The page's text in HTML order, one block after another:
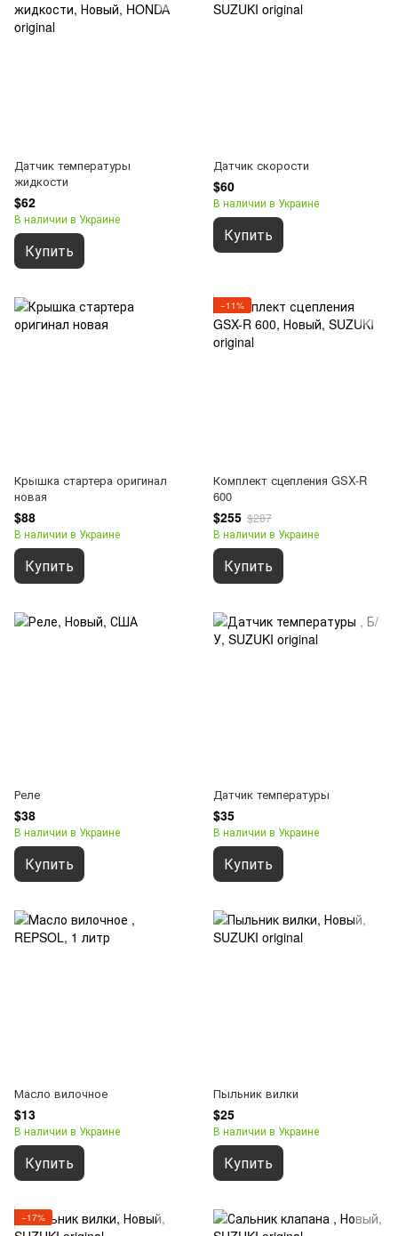
Датчик температуры
жидкости
$62
В наличии в Украине
Купить
Датчик скорости
$60
В наличии в Украине
Купить
Крышка стартера оригинал
новая
$88
В наличии в Украине
Купить
−11%
Комплект сцепления GSX-R
600
$255 $287
В наличии в Украине
Купить
Реле
$38
В наличии в Украине
Купить
Датчик температуры
$35
В наличии в Украине
Купить
Масло вилочное
$13
В наличии в Украине
Купить
Пыльник вилки
$25
В наличии в Украине
Купить
−17%